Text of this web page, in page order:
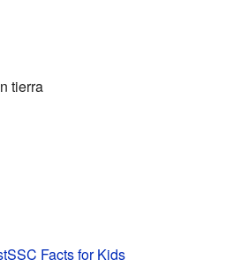
tierra
Facts for Kids